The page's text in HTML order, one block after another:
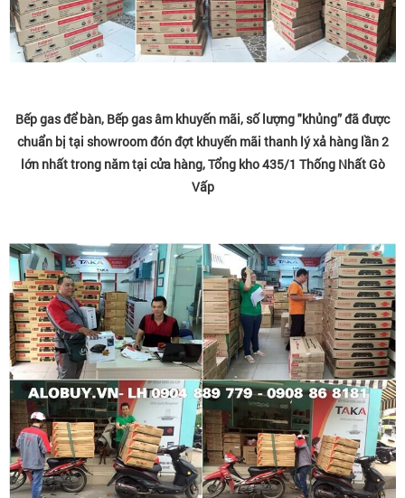
Bếp gas để bàn, Bếp gas âm khuyến mãi, số lượng "khủng” đã được
chuẩn bị tại showroom đón đợt khuyến mãi thanh lý xả hàng lần 2
lớn nhất trong năm tại cửa hàng, Tổng kho 435/1 Thống Nhất Gò
Vấp